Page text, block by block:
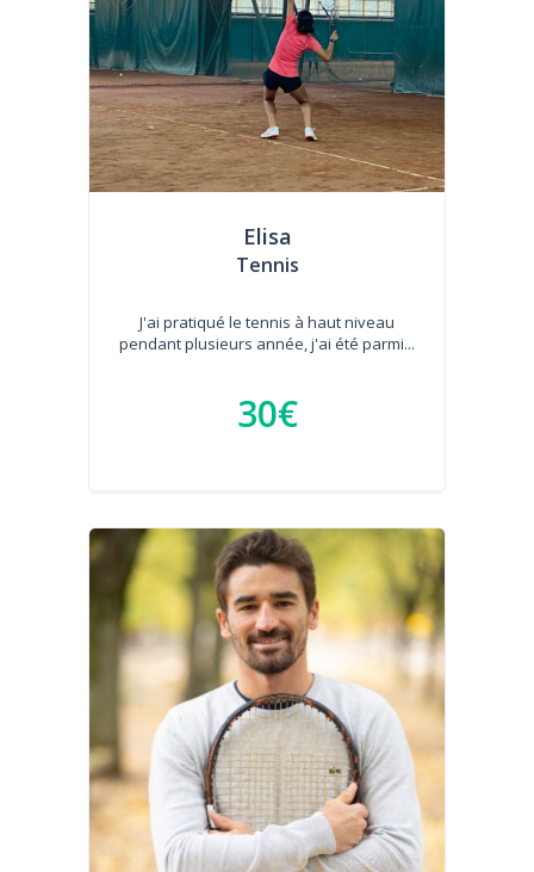
Elisa
Tennis
J'ai pratiqué le tennis à haut niveau
pendant plusieurs année, j'ai été parmi...
30€